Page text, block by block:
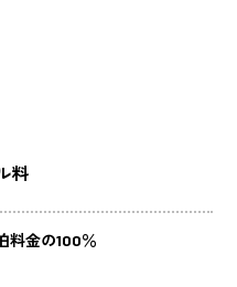
料
料金の100％